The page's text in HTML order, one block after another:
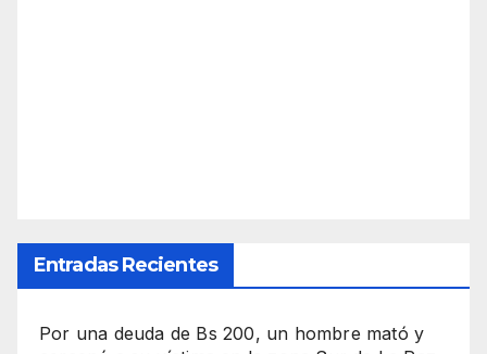
Entradas Recientes
Por una deuda de Bs 200, un hombre mató y